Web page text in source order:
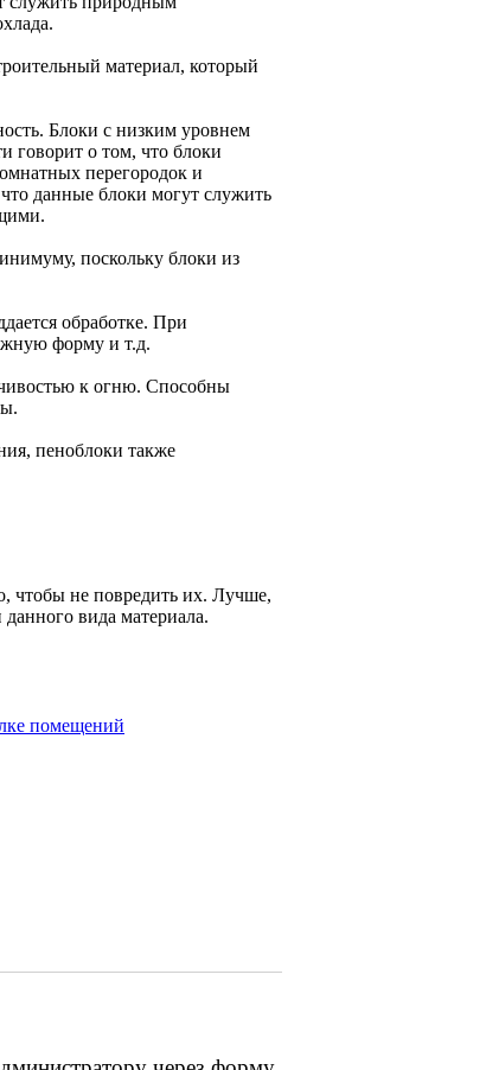
материал, который
Блоки с низким уровнем
говорит о том, что блоки
перегородок и
данные блоки могут служить
поскольку блоки из
обработке. При
форму и т.д.
к огню. Способны
пеноблоки также
чтобы не повредить их. Лучше,
вида материала.
помещений